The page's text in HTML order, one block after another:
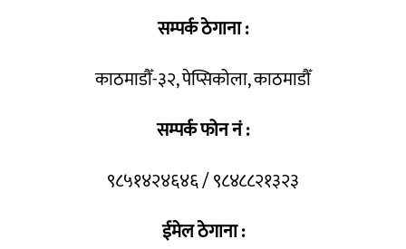
सम्पर्क ठेगाना :
काठमाडौँ-३२, पेप्सिकोला, काठमाडौँ
सम्पर्क फोन नं :
९८५१४२४६४६ / ९८४८८२१३२३
ईमेल ठेगाना :